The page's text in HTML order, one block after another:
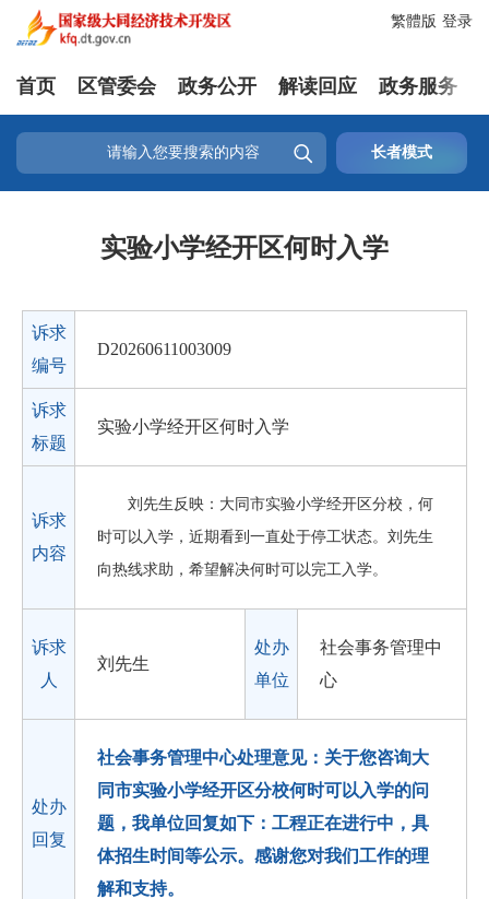
登录
繁體版
首页 区管委会 政务公开 解读回应 政务服务
 长者模式
实验小学经开区何时入学
诉求
编号
D20260611003009
诉求
标题
实验小学经开区何时入学
诉求
内容
刘先生反映：大同市实验小学经开区分校，何
时可以入学，近期看到一直处于停工状态。刘先生
向热线求助，希望解决何时可以完工入学。
诉求
人
刘先生
处办
单位
社会事务管理中
心
处办
回复
社会事务管理中心处理意见：关于您咨询大
同市实验小学经开区分校何时可以入学的问
题，我单位回复如下：工程正在进行中，具
体招生时间等公示。感谢您对我们工作的理
解和支持。